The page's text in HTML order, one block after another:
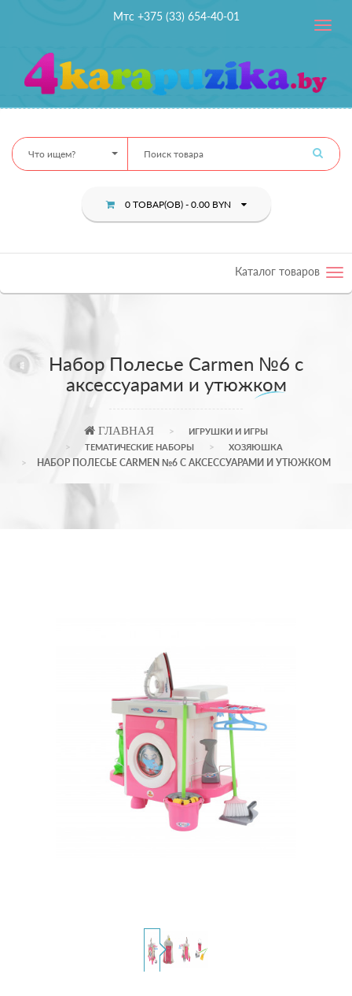
Мтс +375 (33) 654-40-01
Toggle
Что ищем?
0 ТОВАР(ОВ) - 0.00 BYN
Каталог товаров
Набор Полесье Carmen №6 с
аксессуарами и утюжком
ГЛАВНАЯ
ИГРУШКИ И ИГРЫ
ТЕМАТИЧЕСКИЕ НАБОРЫ
ХОЗЯЮШКА
НАБОР ПОЛЕСЬЕ CARMEN №6 С АКСЕССУАРАМИ И УТЮЖКОМ